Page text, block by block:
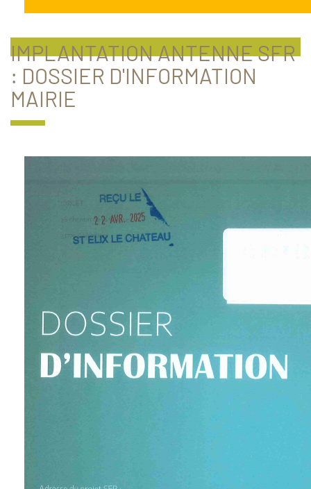
IMPLANTATION ANTENNE SFR
: DOSSIER D'INFORMATION
MAIRIE